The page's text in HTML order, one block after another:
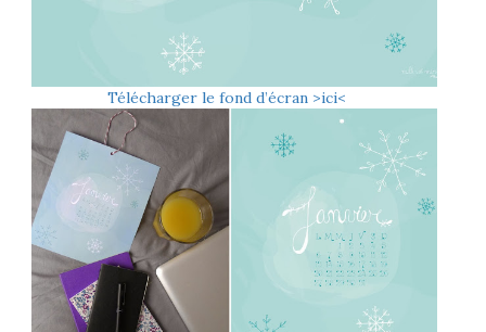
Télécharger le fond d’écran >ici<